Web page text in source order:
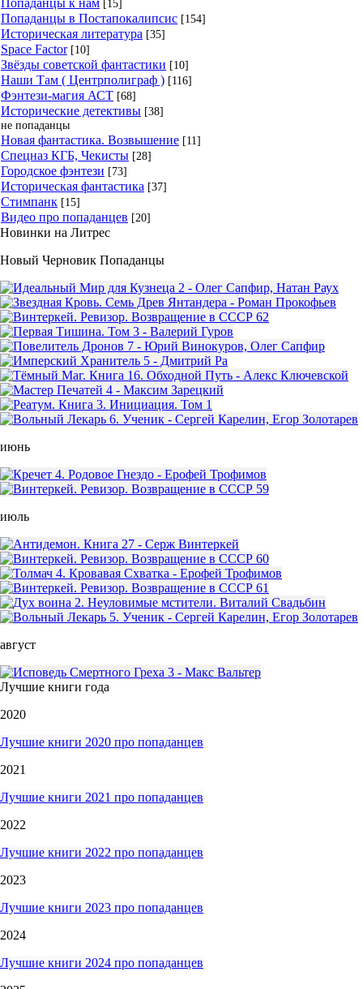
[15]
Попаданцы в Постапокалипсис [154]
Историческая литература [35]
Space Factor [10]
Звёзды советской фантастики [10]
Наши Там ( Центрполиграф ) [116]
Фэнтези-магия АСТ [68]
Исторические детективы [38]
не попаданцы
Новая фантастика. Возвышение [11]
Спецназ КГБ, Чекисты [28]
Городское фэнтези [73]
Историческая фантастика [37]
Стимпанк [15]
Видео про попаданцев [20]
Новинки на Литрес
Новый Черновик Попаданцы
июнь
июль
август
Лучшие книги года
2020
Лучшие книги 2020 про попаданцев
2021
Лучшие книги 2021 про попаданцев
2022
Лучшие книги 2022 про попаданцев
2023
Лучшие книги 2023 про попаданцев
2024
Лучшие книги 2024 про попаданцев